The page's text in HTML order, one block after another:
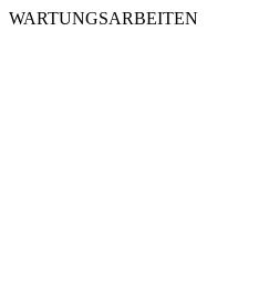
WARTUNGSARBEITEN